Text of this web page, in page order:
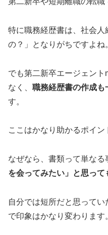
特に職務経歴書は、社会
の？」となりがちですよね
でも第二新卒エージェン
なく、 職務経歴書の作成も
す。
ここはかなり助かるポイン
なぜなら、書類って単なる
を会ってみたい」と思って
自分では短所だと思って
で印象はかなり変わります